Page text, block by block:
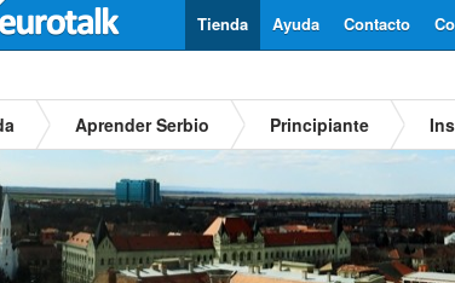
Contacto
Ayuda
Tienda
Aprender Serbio Principiante